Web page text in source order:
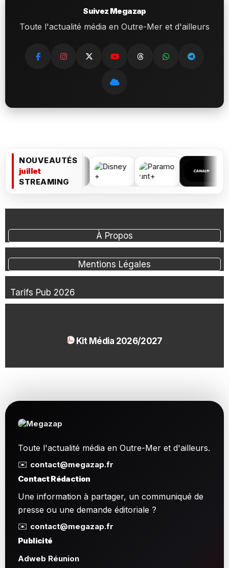
Suivez Megazap
Toute l'actualité média en Outre-Mer et d'ailleurs
NOUVEAUTÉS
juillet
STREAMING
À Propos
Mentions Légales
Tarifs Pub 2026
Kit Média 2026/2027
Toute l'actualité média en Outre-Mer et d'ailleurs.
✉️ contact@megazap.fr
Contact Rédaction
Une information à partager, un communiqué de
presse ou une demande éditoriale ?
✉️ contact@megazap.fr
Publicité
Adweb Réunion